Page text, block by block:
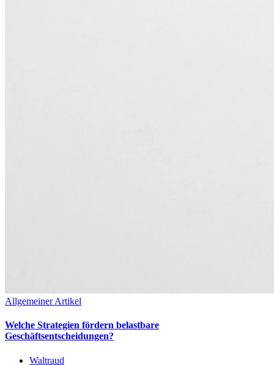
Allgemeiner Artikel
Welche Strategien fördern belastbare
Geschäftsentscheidungen?
Waltraud